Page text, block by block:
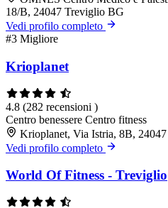
18/B, 24047 Treviglio BG
Vedi profilo completo
#3 Migliore
Krioplanet
4.8 (282 recensioni )
Centro benessere Centro fitness
Krioplanet, Via Istria, 8B,
Vedi profilo completo
World Of Fitness - Treviglio